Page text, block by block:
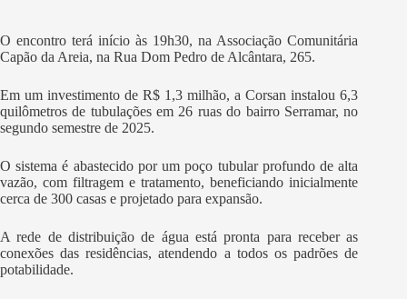
O encontro terá início às 19h30, na Associação Comunitária
Capão da Areia, na Rua Dom Pedro de Alcântara, 265.
Em um investimento de R$ 1,3 milhão, a Corsan instalou 6,3
quilômetros de tubulações em 26 ruas do bairro Serramar, no
segundo semestre de 2025.
O sistema é abastecido por um poço tubular profundo de alta
vazão, com filtragem e tratamento, beneficiando inicialmente
cerca de 300 casas e projetado para expansão.
A rede de distribuição de água está pronta para receber as
conexões das residências, atendendo a todos os padrões de
potabilidade.